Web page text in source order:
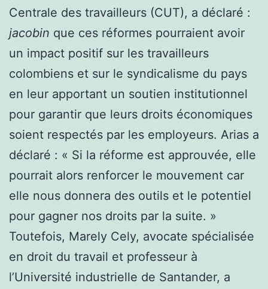
Centrale des travailleurs (CUT), a déclaré :
jacobin que ces réformes pourraient avoir
un impact positif sur les travailleurs
colombiens et sur le syndicalisme du pays
en leur apportant un soutien institutionnel
pour garantir que leurs droits économiques
soient respectés par les employeurs. Arias a
déclaré : « Si la réforme est approuvée, elle
pourrait alors renforcer le mouvement car
elle nous donnera des outils et le potentiel
pour gagner nos droits par la suite. »
Toutefois, Marely Cely, avocate spécialisée
en droit du travail et professeur à
l’Université industrielle de Santander, a